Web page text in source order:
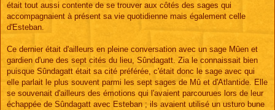
était tout aussi contente de se trouver aux côtés des sages qui
accompagnaient à présent sa vie quotidienne mais également celle
d'Esteban.
Ce dernier était d'ailleurs en pleine conversation avec un sage Mûen et
gardien d'une des sept cités du lieu, Sûndagatt. Zia le connaissait bien
puisque Sûndagatt était sa cité préférée, c'était donc le sage avec qui
elle parlait le plus souvent parmi les sept sages de Mû et d'Atlantide. Elle
se souvenait d'ailleurs des émotions qui l'avaient parcourues lors de leur
échappée de Sûndagatt avec Esteban ; ils avaient utilisé un usturo bune